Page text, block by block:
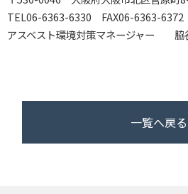
TEL06-6363-6330 FAX06-6363-6372
アスベスト環境対策マネージャー 脇
一覧へ戻る